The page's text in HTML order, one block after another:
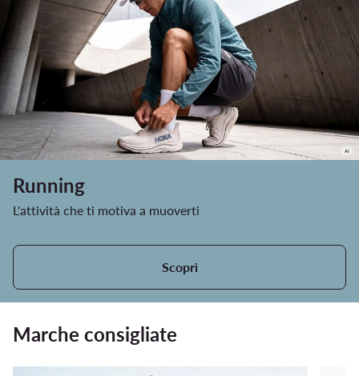
Running
L'attività che ti motiva a muoverti
Scopri
Marche consigliate